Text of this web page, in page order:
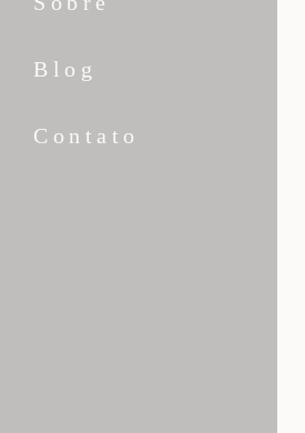
Blog
Contato